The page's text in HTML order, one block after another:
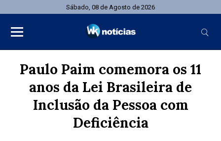
Sábado, 08 de Agosto de 2026
Paulo Paim comemora os 11
anos da Lei Brasileira de
Inclusão da Pessoa com
Deficiência